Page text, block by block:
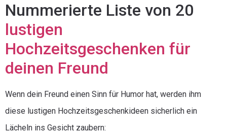
Nummerierte Liste von 20
lustigen
Hochzeitsgeschenken für
deinen Freund
Wenn dein Freund einen Sinn für Humor hat, werden ihm
diese lustigen Hochzeitsgeschenkideen sicherlich ein
Lächeln ins Gesicht zaubern: